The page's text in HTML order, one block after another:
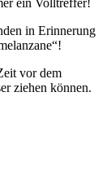
ein Volltreffer!
in Erinnerung
vor dem
ziehen können.